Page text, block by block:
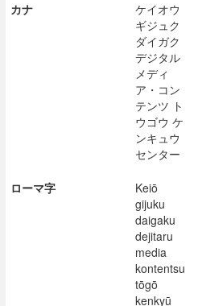
カナ
ケイオウ
ギジュク
ダイガク
デジタル
メディ
ア・コン
テンツ ト
ウゴウ ケ
ンキュウ
センター
ローマ字
Keiō
gijuku
daigaku
dejitaru
media
kontentsu
tōgō
kenkyū